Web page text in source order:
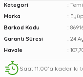
Kategori
Marka
Barkod Kodu
Garanti Süresi
24
Havale
Saat 11:00’a kadar ki